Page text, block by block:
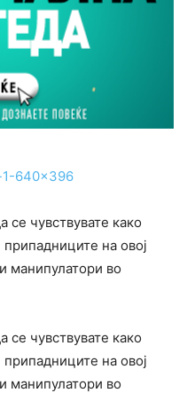
се чувствувате како
припадниците на овој
манипулатори во
се чувствувате како
припадниците на овој
манипулатори во